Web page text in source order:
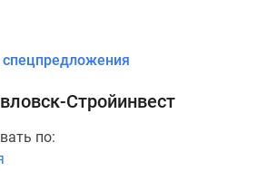
Стройинвест
по: